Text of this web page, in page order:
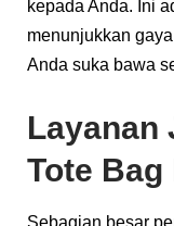
kepada Anda. Ini
menunjukkan
Anda suka bawa
Layanan
Tote
Sebagian besar